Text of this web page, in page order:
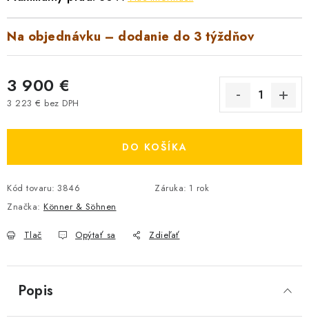
Ceny přepravy
Kontakty
Na objednávku – dodanie do 3 týždňov
3 900 €
3 223 € bez DPH
DO KOŠÍKA
Kód tovaru: 3846 Záruka: 1 rok
Značka: Könner & Söhnen
Tlač Opýtať sa Zdieľať
Popis